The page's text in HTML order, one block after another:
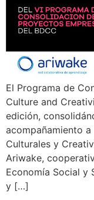
El Programa de
Culture and
edición,
acompañamiento
Culturales y
Ariwake,
Economía Social y
y […]